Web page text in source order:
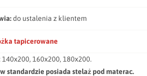
do ustalenia z klientem
tapicerowane
160x200, 180x200.
w standardzie posiada stelaż pod materac.